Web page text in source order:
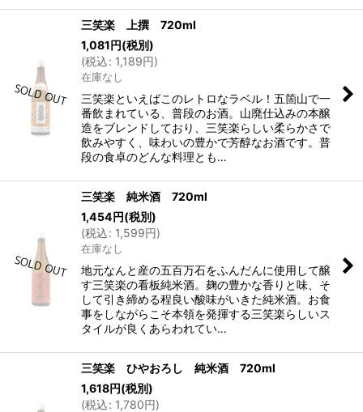
三笑楽 上撰 720ml
1,081円(税別)
(税込: 1,189円)
在庫なし
三笑楽といえばこのレトロなラベル！五箇山で一
番飲まれている、普段のお酒。山廃仕込みの本醸
造をブレンドしており、三笑楽らしい柔らかさで
飲みやすく、味わいの豊かで芳醇なお酒です。普
段の食卓のどんな料理とも…
三笑楽 純米酒 720ml
1,454円(税別)
(税込: 1,599円)
在庫なし
地元なんと産の五百万石をふんだんに使用して醸
す三笑楽の看板純米酒。麹の豊かな香りと味、そ
して引き締める程良い酸味がいきた純米酒。お食
事をしながらこそ本領を発揮する三笑楽らしいス
タイルが良くあらわれてい…
三笑楽 ひやおろし 純米酒 720ml
1,618円(税別)
(税込: 1,780円)